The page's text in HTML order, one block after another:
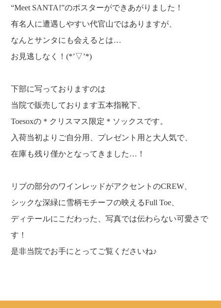
“Meet SANTA!”のポスターができあがりました！
有名人に遭遇しやすい代官山ではありますが、
なんとサンタにも会えるとは…
お見逃しなく！(*’▽’*)
下部に写っておりますのは
当院で販売しております五本指靴下、
Toesoxの＊クリスマス限定＊ソックスです。
入荷当初よりご自分用、プレゼント用と大人気で、
在庫も残り僅かとなってきました…！
リブの部分のワインレッドがアクセントのCREW、
シックな深緑に雪柄モチーフの映えるFull Toe、
ディテールにこだわった、写真では伝わらない可愛さで
す！
是非当院でお手にとってご覧くださいね♪